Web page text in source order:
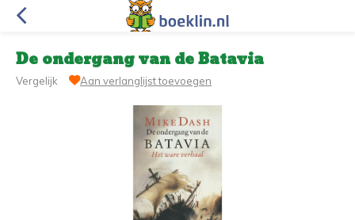
De ondergang van de Batavia
Vergelijk Aan verlanglijst toevoegen